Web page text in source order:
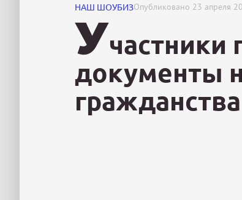
НАШ ШОУБИЗОпубликовано 23 апреля
Участники
документы